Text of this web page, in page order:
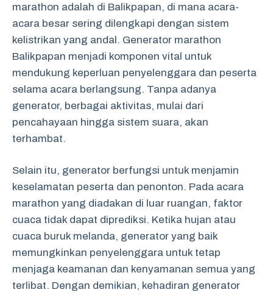
marathon adalah di Balikpapan, di mana acara-
acara besar sering dilengkapi dengan sistem
kelistrikan yang andal. Generator marathon
Balikpapan menjadi komponen vital untuk
mendukung keperluan penyelenggara dan peserta
selama acara berlangsung. Tanpa adanya
generator, berbagai aktivitas, mulai dari
pencahayaan hingga sistem suara, akan
terhambat.
Selain itu, generator berfungsi untuk menjamin
keselamatan peserta dan penonton. Pada acara
marathon yang diadakan di luar ruangan, faktor
cuaca tidak dapat diprediksi. Ketika hujan atau
cuaca buruk melanda, generator yang baik
memungkinkan penyelenggara untuk tetap
menjaga keamanan dan kenyamanan semua yang
terlibat. Dengan demikian, kehadiran generator